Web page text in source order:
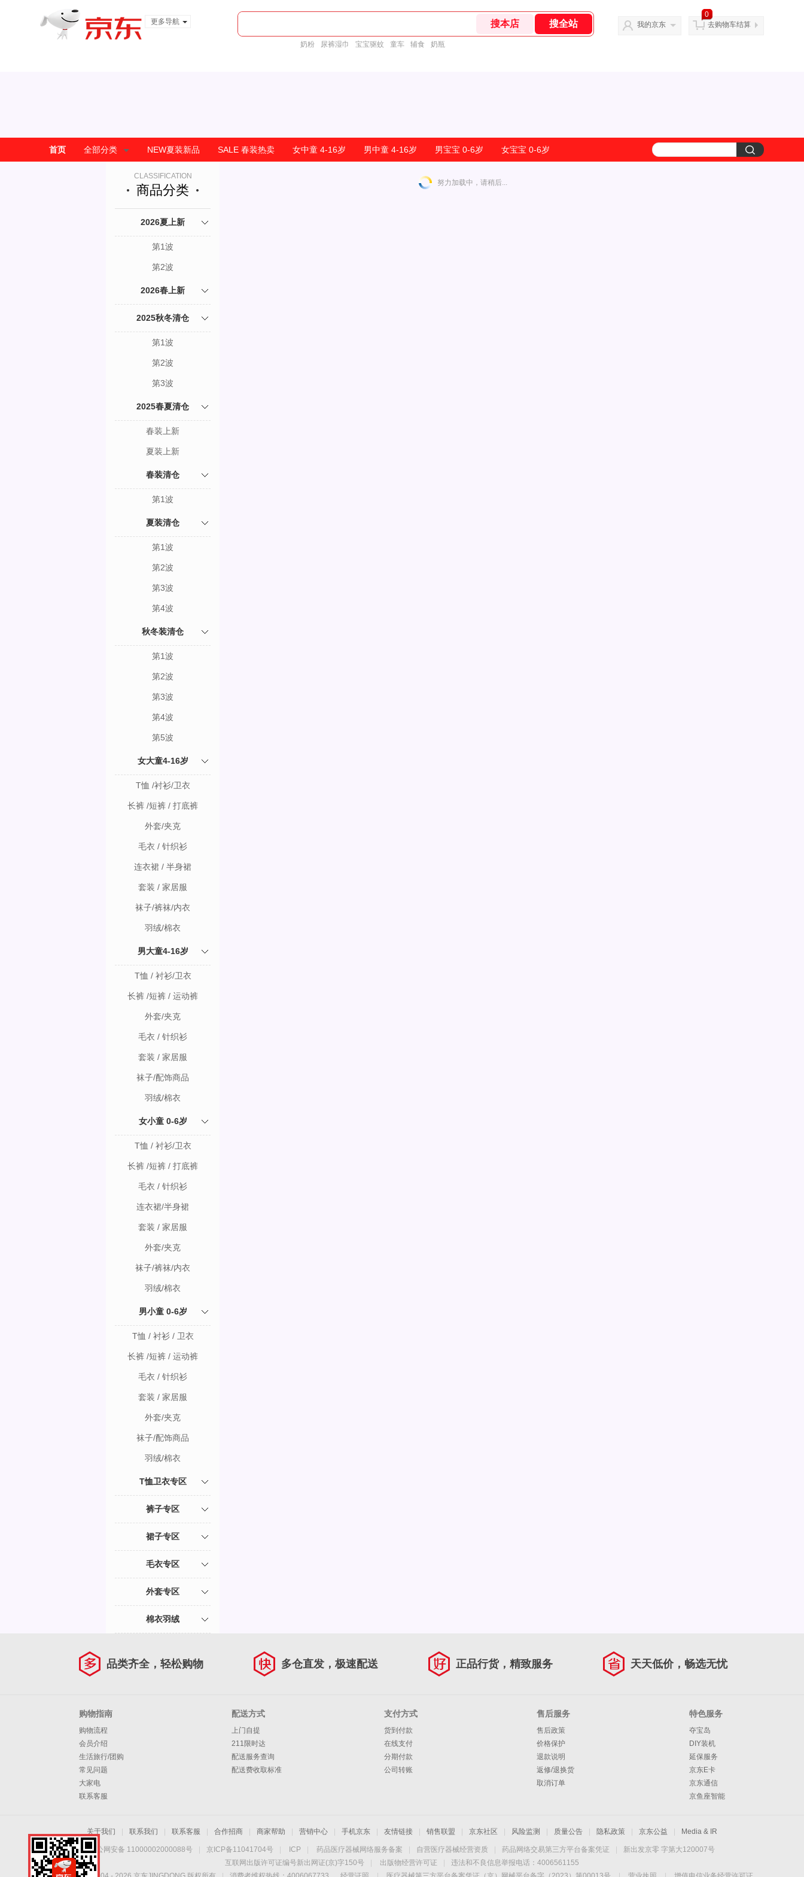
更多导航
奶粉 尿裤湿巾 宝宝驱蚊 童车 辅食 奶瓶
我的京东
0
去购物车结算
首页 全部分类 NEW夏装新品 SALE 春装热卖 女中童 4-16岁 男中童 4-16岁 男宝宝 0-6岁 女宝宝 0-6岁
CLASSIFICATION
商品分类
2026夏上新
第1波
第2波
2026春上新
2025秋冬清仓
第1波
第2波
第3波
2025春夏清仓
春装上新
夏装上新
春装清仓
第1波
夏装清仓
第1波
第2波
第3波
第4波
秋冬装清仓
第1波
第2波
第3波
第4波
第5波
女大童4-16岁
T恤 /衬衫/卫衣
长裤 /短裤 / 打底裤
外套/夹克
毛衣 / 针织衫
连衣裙 / 半身裙
套装 / 家居服
袜子/裤袜/内衣
羽绒/棉衣
男大童4-16岁
T恤 / 衬衫/卫衣
长裤 /短裤 / 运动裤
外套/夹克
毛衣 / 针织衫
套装 / 家居服
袜子/配饰商品
羽绒/棉衣
女小童 0-6岁
T恤 / 衬衫/卫衣
长裤 /短裤 / 打底裤
毛衣 / 针织衫
连衣裙/半身裙
套装 / 家居服
外套/夹克
袜子/裤袜/内衣
羽绒/棉衣
男小童 0-6岁
T恤 / 衬衫 / 卫衣
长裤 /短裤 / 运动裤
毛衣 / 针织衫
套装 / 家居服
外套/夹克
袜子/配饰商品
羽绒/棉衣
T恤卫衣专区
裤子专区
裙子专区
毛衣专区
外套专区
棉衣羽绒
努力加载中，请稍后...
品类齐全，轻松购物 多仓直发，极速配送 正品行货，精致服务 天天低价，畅选无忧
购物指南
购物流程
会员介绍
生活旅行/团购
常见问题
大家电
联系客服
配送方式
上门自提
211限时达
配送服务查询
配送费收取标准
支付方式
货到付款
在线支付
分期付款
公司转账
售后服务
售后政策
价格保护
退款说明
返修/退换货
取消订单
特色服务
夺宝岛
DIY装机
延保服务
京东E卡
京东通信
京鱼座智能
关于我们 联系我们 联系客服 合作招商 商家帮助 营销中心 手机京东 友情链接 销售联盟 京东社区 风险监测 质量公告 隐私政策 京东公益 Media & IR
京公网安备 11000002000088号 京ICP备11041704号 ICP 药品医疗器械网络服务备案 自营医疗器械经营资质 药品网络交易第三方平台备案凭证
新出发京零 字第大120007号
互联网出版许可证编号新出网证(京)字150号
出版物经营许可证
违法和不良信息举报电话：4006561155